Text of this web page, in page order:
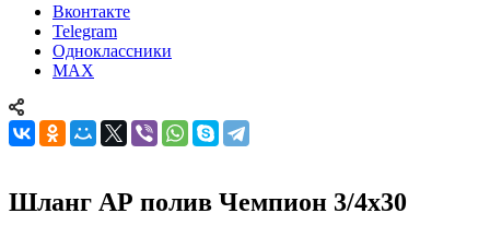
Вконтакте
Telegram
Одноклассники
MAX
Шланг АР полив Чемпион 3/4х30